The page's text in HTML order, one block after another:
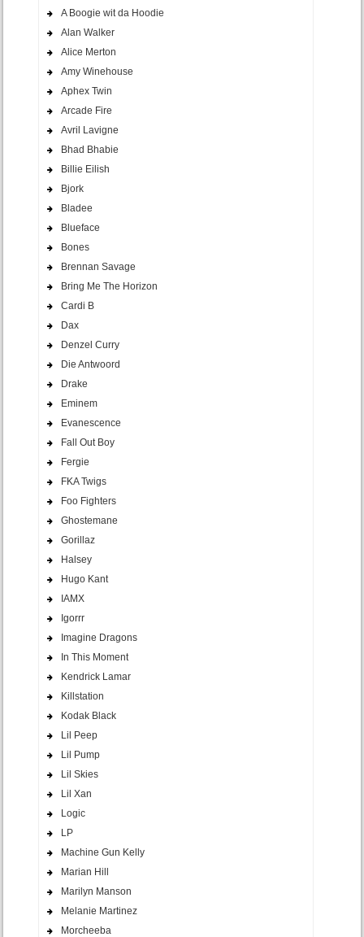
A Boogie wit da Hoodie
Alan Walker
Alice Merton
Amy Winehouse
Aphex Twin
Arcade Fire
Avril Lavigne
Bhad Bhabie
Billie Eilish
Bjork
Bladee
Blueface
Bones
Brennan Savage
Bring Me The Horizon
Cardi B
Dax
Denzel Curry
Die Antwoord
Drake
Eminem
Evanescence
Fall Out Boy
Fergie
FKA Twigs
Foo Fighters
Ghostemane
Gorillaz
Halsey
Hugo Kant
IAMX
Igorrr
Imagine Dragons
In This Moment
Kendrick Lamar
Killstation
Kodak Black
Lil Peep
Lil Pump
Lil Skies
Lil Xan
Logic
LP
Machine Gun Kelly
Marian Hill
Marilyn Manson
Melanie Martinez
Morcheeba